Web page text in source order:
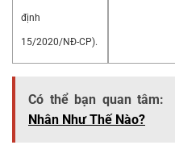
định
15/2020/NĐ-CP).
Có thể bạn quan tâm:
Nhân Như Thế Nào?